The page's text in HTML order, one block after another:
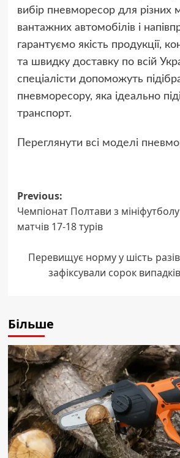
вибір пневморесор для різних
вантажних автомобілів і
гарантуємо якість продукції,
та швидку доставку по всій
спеціалісти допоможуть
пневморесору, яка ідеально
транспорт.
Переглянути всі моделі
Post
navigation
Previous:
Чемпіонат Полтави з
матчів 17-18 турів
Перевищує норму у шість
зафіксували сорок
Більше